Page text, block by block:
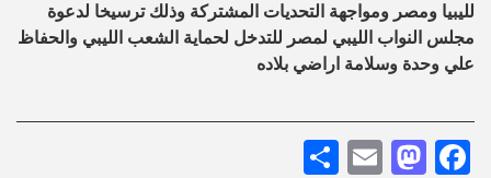
لليبيا ومصر ومواجهة التحديات المشتركة وذلك ترسيخا لدعوة
مجلس النواب الليبي لمصر للتدخل لحماية الشعب الليبي والحفاظ
علي وحدة وسلامة اراضي بلاده
Facebook
Mastodon
Email